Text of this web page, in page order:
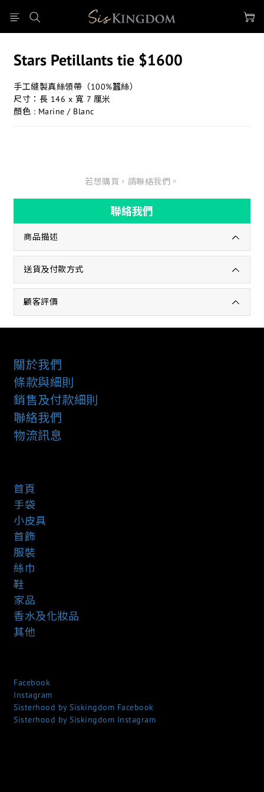
Stars Petillants tie $1600
手工縫製真絲領帶（100%蠶絲）
尺寸：長 146 x 寬 7 厘米
顏色 : Marine / Blanc
若想購買，請聯絡我們。
聯絡我們
商品描述
送貨及付款方式
顧客評價
關於我們
條款與細則
銷售及付款細則
聯絡我們
物流訊息
首頁
手袋
小皮具
首飾
服裝
絲巾
鞋
家品
香水及化妝品
其他
Facebook
Instagram
Sisterhood by Siskingdom Facebook
Sisterhood by Siskingdom Instagram